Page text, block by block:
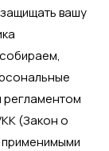
вашу
регламентом
(Закон о